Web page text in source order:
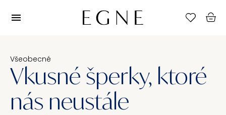
Všeobecné
Vkusné šperky, ktoré
nás neustále